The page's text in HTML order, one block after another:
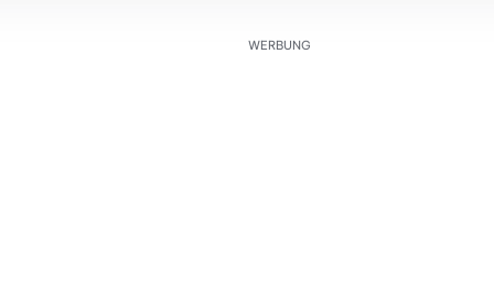
WERBUNG